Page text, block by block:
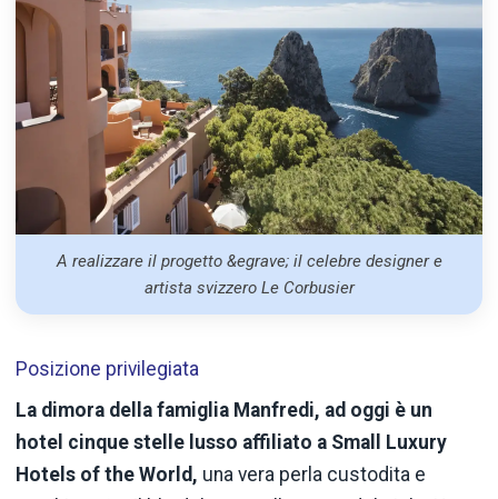
A realizzare il progetto &egrave; il celebre designer e
artista svizzero Le Corbusier
Posizione privilegiata
La dimora della famiglia Manfredi, ad oggi è un
hotel cinque stelle lusso affiliato a Small Luxury
Hotels of the World, una vera perla custodita e